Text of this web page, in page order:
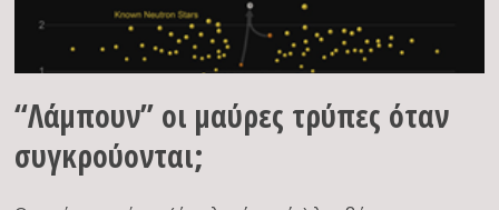
“Λάμπουν” οι μαύρες τρύπες όταν
συγκρούονται;